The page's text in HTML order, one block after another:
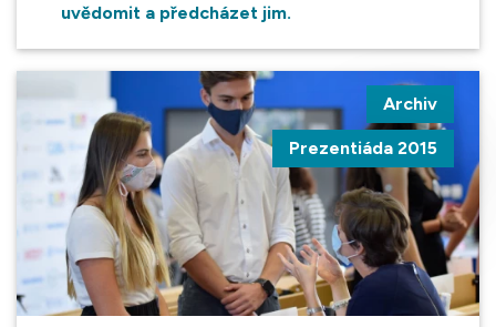
uvědomit a předcházet jim.
Archiv
Prezentiáda 2015